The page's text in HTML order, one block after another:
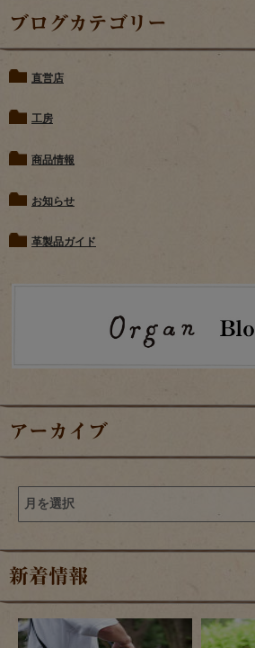
ブログカテゴリー
直営店
工房
商品情報
お知らせ
革製品ガイド
アーカイブ
新着情報